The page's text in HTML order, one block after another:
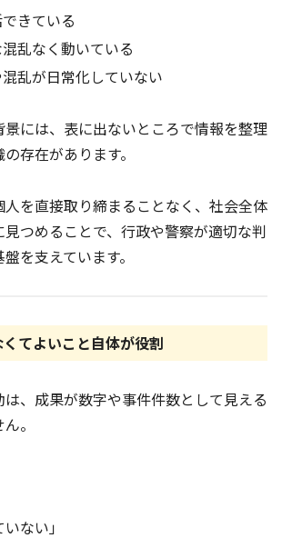
きている
乱なく動いている
乱が日常化していない
景には、表に出ないところで情報を整理
存在があります。
を直接取り締まることなく、社会全体
つめることで、行政や警察が適切な判
を支えています。
てよいこと自体が役割
、成果が数字や事件件数として見える
。
ない」